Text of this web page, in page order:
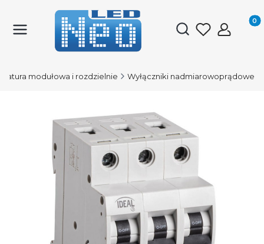
Otwórz
modułowa i rozdzielnie Wyłączniki nadmiarowoprądowe